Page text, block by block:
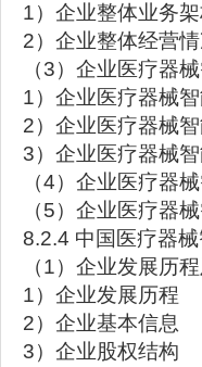
1）企业整体业务
2）企业整体经营
（3）企业医疗器
1）企业医疗器械
2）企业医疗器械
3）企业医疗器械
（4）企业医疗器
（5）企业医疗器
8.2.4 中国医疗器
（1）企业发展历
1）企业发展历程
2）企业基本信息
3）企业股权结构